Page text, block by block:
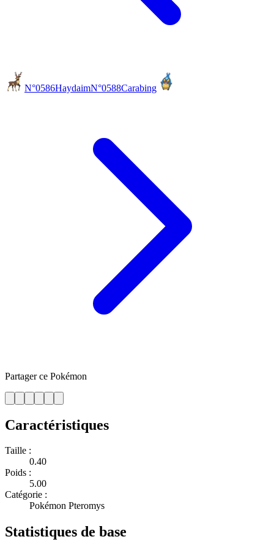
N°0586HaydaimN°0588Carabing
Partager ce Pokémon
Caractéristiques
Taille :
0.40
Poids :
5.00
Catégorie :
Pokémon Pteromys
Statistiques de base